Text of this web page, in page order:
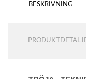
BESKRIVNING